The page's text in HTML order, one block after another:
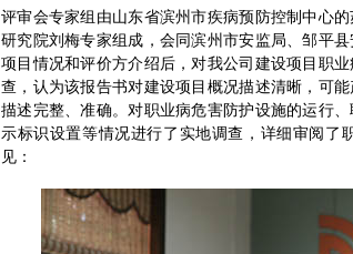
评审会专家组由山东省滨州市疾病预防控制中心
研究院刘梅专家组成，会同滨州市安监局、邹平
项目情况和评价方介绍后，对我公司建设项目职
查，认为该报告书对建设项目概况描述清晰，可
描述完整、准确。对职业病危害防护设施的运行
示标识设置等情况进行了实地调查，详细审阅了
见：